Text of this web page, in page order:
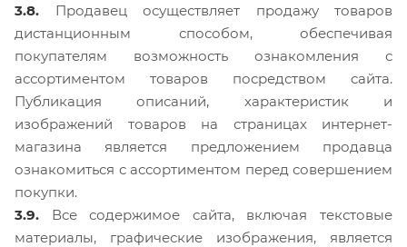
3.8. Продавец осуществляет продажу товаров
дистанционным способом, обеспечивая
покупателям возможность ознакомления с
ассортиментом товаров посредством сайта.
Публикация описаний, характеристик и
изображений товаров на страницах интернет-
магазина является предложением продавца
ознакомиться с ассортиментом перед совершением
покупки.
3.9. Все содержимое сайта, включая текстовые
материалы, графические изображения, является